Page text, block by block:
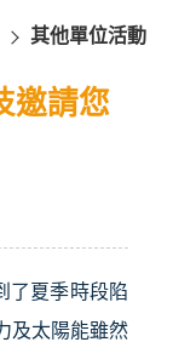
其他單位活動
邀請您
了夏季時段陷
及太陽能雖然